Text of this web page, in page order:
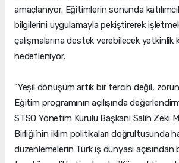
amaçlanıyor. Eğitimlerin sonunda
bilgilerini uygulamayla pekiştirerek
çalışmalarına destek verebilecek yetkinlik
hedefleniyor.
"Yeşil dönüşüm artık bir tercih değil,
Eğitim programının açılışında
STSO Yönetim Kurulu Başkanı Salih Zeki
Birliği’nin iklim politikaları doğrultusunda
düzenlemelerin Türk iş dünyası açısından